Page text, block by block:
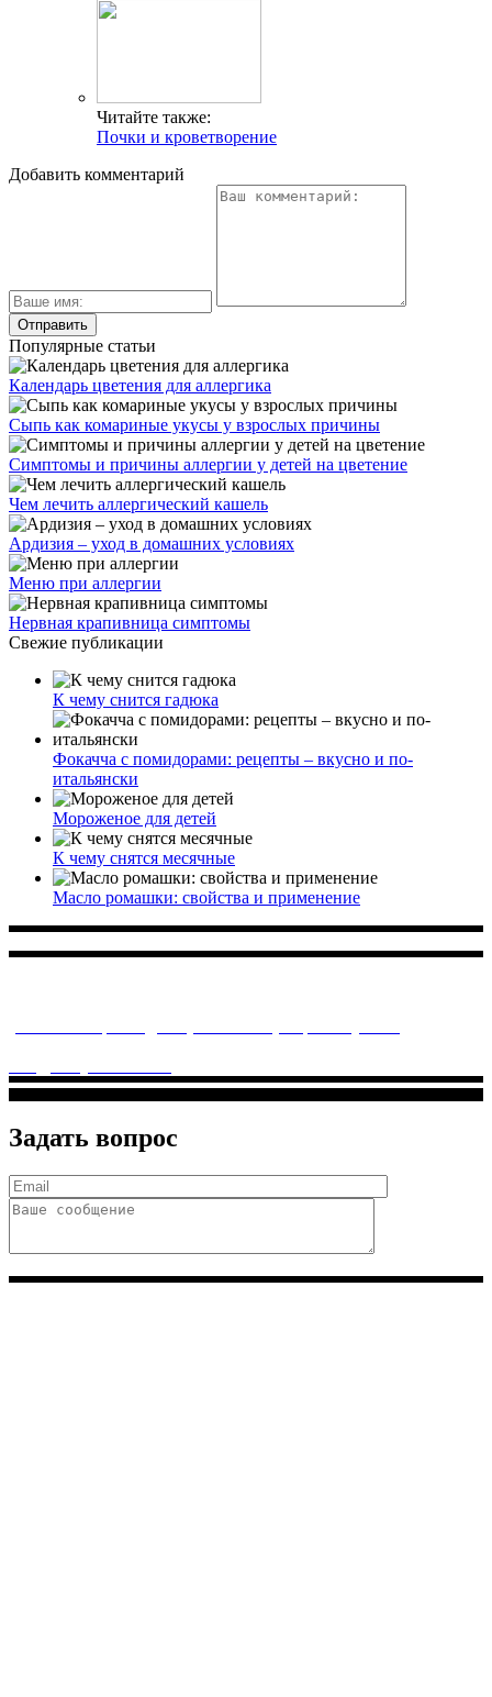
Читайте также:
Почки и кроветворение
Добавить комментарий
Популярные статьи
Календарь цветения для аллергика
Сыпь как комариные укусы у взрослых причины
Симптомы и причины аллергии у детей на цветение
Чем лечить аллергический кашель
Ардизия – уход в домашних условиях
Меню при аллергии
Нервная крапивница симптомы
Свежие публикации
К чему снится гадюка
Фокачча с помидорами: рецепты – вкусно и по-
итальянски
Мороженое для детей
К чему снятся месячные
Масло ромашки: свойства и применение
Задать вопрос